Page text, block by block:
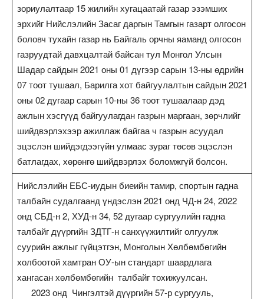
зориулалтаар 15 жилийн хугацаатай газар эзэмших
эрхийг Нийслэлийн Засаг даргын Тамгын газарт олгосон
боловч тухайн газар нь Байгаль орчны яаманд олгосон
газруудтай давхцалтай байсан тул Монгол Улсын
Шадар сайдын 2021 оны 01 дүгээр сарын 13-ны өдрийн
07 тоот тушаал, Барилга хот байгуулалтын сайдын 2021
оны 02 дугаар сарын 10-ны 36 тоот тушаалаар дэд
ажлын хэсгүүд байгуулагдан газрын маргаан, зөрчлийг
шийдвэрлэхээр ажиллаж байгаа ч газрын асуудал
эцэслэн шийдэгдээгүйн улмаас зураг төсөв эцэслэн
батлагдах, хөрөнгө шийдвэрлэх боломжгүй болсон.
Нийслэлийн ЕБС-иудын биеийн тамир, спортын гадна
талбайн судалгаанд үндэслэн 2021 онд ЧД-н 24, 2022
онд СБД-н 2, ХУД-н 34, 52 дугаар сургуулийн гадна
талбайг дүүргийн ЗДТГ-н санхүүжилтийг олгуулж
суурийн ажлыг гүйцэтгэн, Монголын Хөлбөмбөгийн
холбоотой хамтран ОУ-ын стандарт шаардлага
хангасан хөлбөмбөгийн талбайг тохижуулсан.
2023 онд Чингэлтэй дүүргийн 57-р сургууль,